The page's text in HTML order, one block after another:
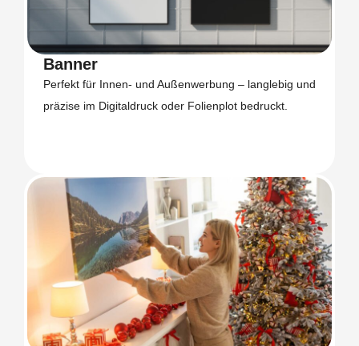
Banner
Perfekt für Innen- und Außenwerbung – langlebig und
präzise im Digitaldruck oder Folienplot bedruckt.